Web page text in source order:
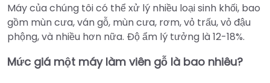
Máy của chúng tôi có thể xử lý nhiều loại sinh khối, bao
gồm mùn cưa, ván gỗ, mùn cưa, rơm, vỏ trấu, vỏ đậu
phộng, và nhiều hơn nữa. Độ ẩm lý tưởng là 12-18%.
Mức giá một máy làm viên gỗ là bao nhiêu?